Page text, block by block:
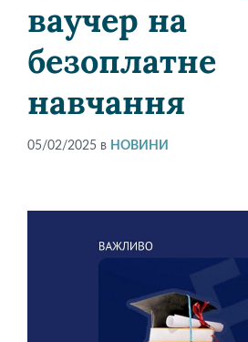
ваучер на
безоплатне
навчання
05/02/2025 в НОВИНИ